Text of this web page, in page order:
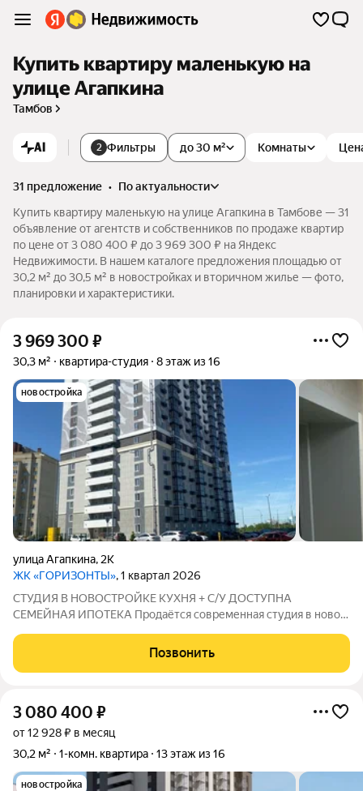
Купить квартиру маленькую на
улице Агапкина
Тамбов
AI 2 Фильтры Комнаты
до 30 м²
31 предложение •
по актуальности
Купить квартиру маленькую на улице Агапкина в Тамбове — 31
объявление от агентств и собственников по продаже квартир
по цене от 3 080 400 ₽ до 3 969 300 ₽ на Яндекс
Недвижимости. В нашем каталоге предложения площадью от
30,2 м² до 30,5 м² в новостройках и вторичном жилье — фото,
планировки и характеристики.
3 969 300 ₽
30,3 м² квартира-студия 8 этаж из 16
новостройка
улица Агапкина, 2К
ЖК «ГОРИЗОНТЫ», 1 квартал 2026
СТУДИЯ В НОВОСТРОЙКЕ КУХНЯ + С/У ДОСТУПНА
СЕМЕЙНАЯ ИПОТЕКА Продаётся современная студия в новом
первого жилья или инвестиций. Планировка: полноценная
кухонная зона, отдельный санузел. Отделка:
Позвонить
3 080 400 ₽
от 12 928 ₽ в месяц
30,2 м²
1-комн. квартира 13 этаж из 16
новостройка